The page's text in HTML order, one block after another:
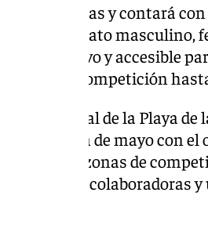
por parejas y contará
en formato masculino,
inclusivo y accesible
en la competición
natural de la Playa
de semana de mayo con
con zonas de
de marcas colaboradoras